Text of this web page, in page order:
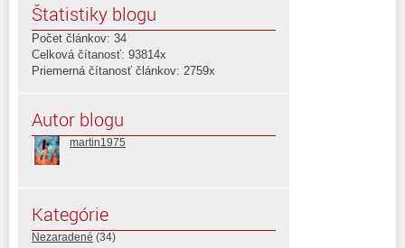
Štatistiky blogu
Počet článkov: 34
Celková čítanosť: 93814x
Priemerná čítanosť článkov: 2759x
Autor blogu
martin1975
Kategórie
Nezaradené (34)